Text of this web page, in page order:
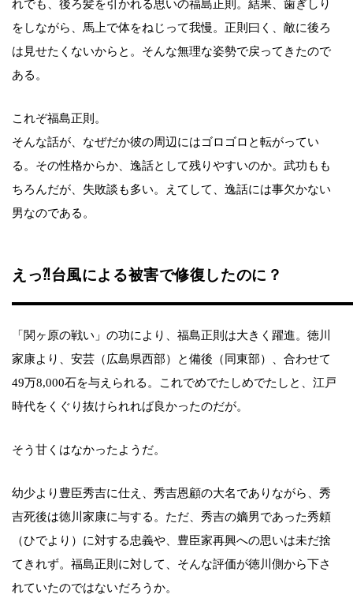
れでも、後ろ髪を引かれる思いの福島正則。結果、歯ぎしり
をしながら、馬上で体をねじって我慢。正則曰く、敵に後ろ
は見せたくないからと。そんな無理な姿勢で戻ってきたので
ある。
これぞ福島正則。
そんな話が、なぜだか彼の周辺にはゴロゴロと転がってい
る。その性格からか、逸話として残りやすいのか。武功もも
ちろんだが、失敗談も多い。えてして、逸話には事欠かない
男なのである。
えっ⁈台風による被害で修復したのに？
「関ヶ原の戦い」の功により、福島正則は大きく躍進。徳川
家康より、安芸（広島県西部）と備後（同東部）、合わせて
49万8,000石を与えられる。これでめでたしめでたしと、江戸
時代をくぐり抜けられれば良かったのだが。
そう甘くはなかったようだ。
幼少より豊臣秀吉に仕え、秀吉恩顧の大名でありながら、秀
吉死後は徳川家康に与する。ただ、秀吉の嫡男であった秀頼
（ひでより）に対する忠義や、豊臣家再興への思いは未だ捨
てきれず。福島正則に対して、そんな評価が徳川側から下さ
れていたのではないだろうか。